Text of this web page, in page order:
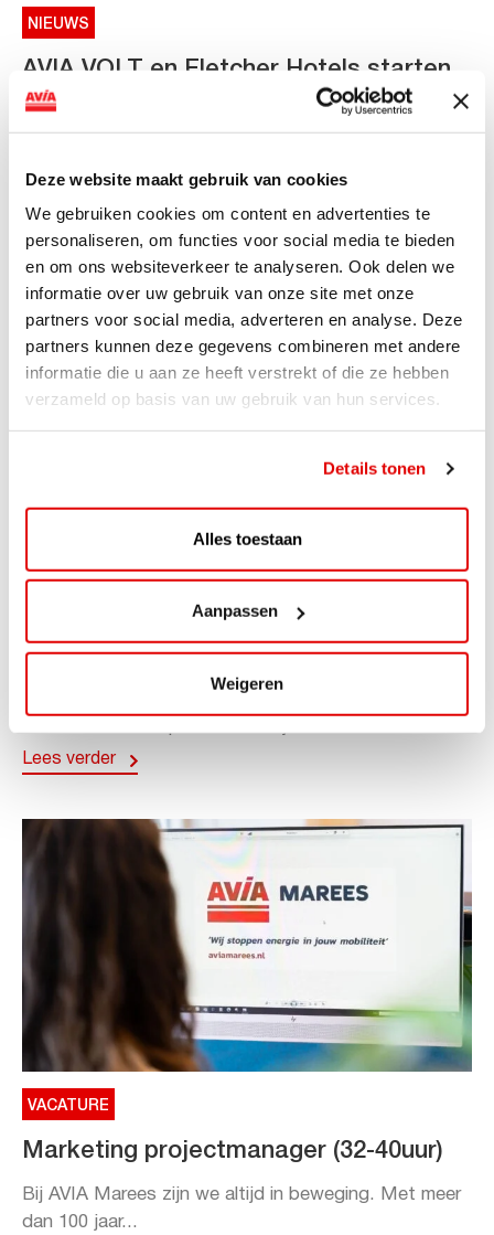
Deze website maakt gebruik van cookies
We gebruiken cookies om content en advertenties te
personaliseren, om functies voor social media te bieden
en om ons websiteverkeer te analyseren. Ook delen we
informatie over uw gebruik van onze site met onze
partners voor social media, adverteren en analyse. Deze
partners kunnen deze gegevens combineren met andere
informatie die u aan ze heeft verstrekt of die ze hebben
verzameld op basis van uw gebruik van hun services.
Details tonen
Alles toestaan
Aanpassen
Weigeren
NIEUWS
AVIA VOLT en Fletcher Hotels starten
landelijke uitrol van DC-
snellaadinfrastructuur
AVIA VOLT en Fletcher Hotels starten landelijke uitrol
Lees verder
ACTIE
ViaAVIA Super Deal: 20% korting bij
ViaLuxury Hotels
Lees verder
VACATURE
Marketing projectmanager (32-40uur)
Bij AVIA Marees zijn we altijd in beweging. Met meer
dan 100 jaar...